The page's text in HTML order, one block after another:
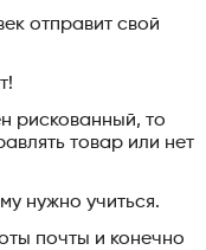
отправит свой
рискованный, то
товар или нет
нужно учиться.
почты и конечно